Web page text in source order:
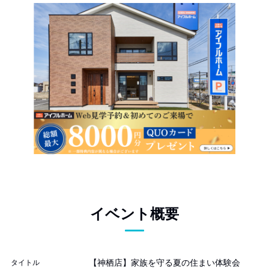
イベント概要
タイトル 【神栖店】家族を守る夏の住まい体験会